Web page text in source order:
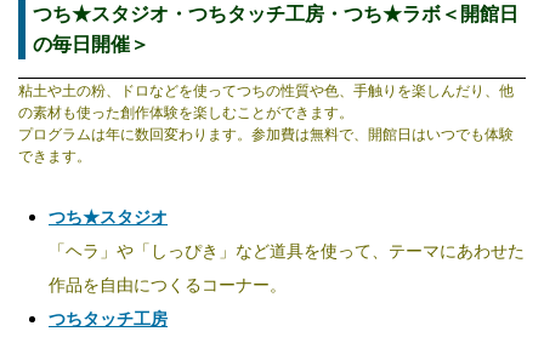
つち★スタジオ・つちタッチ工房・つち★ラボ＜開館日
の毎日開催＞
粘土や土の粉、ドロなどを使ってつちの性質や色、手触りを楽しんだり、他
の素材も使った創作体験を楽しむことができます。
プログラムは年に数回変わります。参加費は無料で、開館日はいつでも体験
できます。
つち★スタジオ
「ヘラ」や「しっぴき」など道具を使って、テーマにあわせた
作品を自由につくるコーナー。
つちタッチ工房